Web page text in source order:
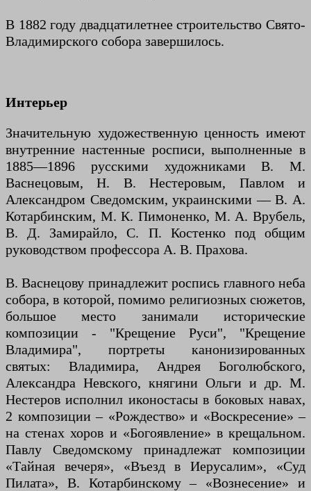
В 1882 году двадцатилетнее строительство Свято-
Владимирского собора завершилось.
Интерьер
Значительную художественную ценность имеют
внутренние настенные росписи, выполненные в
1885—1896 русскими художниками В. М.
Васнецовым, Н. В. Нестеровым, Павлом и
Александром Сведомским, украинскими — В. А.
Котарбинским, М. К. Пимоненко, М. А. Врубель,
В. Д. Замирайло, С. П. Костенко под общим
руководством профессора А. В. Прахова.
В. Васнецову принадлежит роспись главного неба
собора, в которой, помимо религиозных сюжетов,
большое место занимали исторические
композиции - "Крещение Руси", "Крещение
Владимира", портреты канонизированных
святых: Владимира, Андрея Боголюбского,
Александра Невского, княгини Ольги и др. М.
Нестеров исполнил иконостасы в боковых навах,
2 композиции – «Рождество» и «Воскресение» –
на стенах хоров и «Богоявление» в крещальном.
Павлу Сведомскому принадлежат композиции
«Тайная вечеря», «Въезд в Иерусалим», «Суд
Пилата», В. Котарбинскому – «Вознесение» и